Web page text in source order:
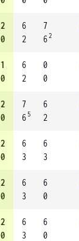
2
0
6
2
7
62
1
0
6
2
0
0
2
0
7
6 5
6
2
2
0
6
3
6
3
2
0
6
3
6
0
2
0
6
3
6
0